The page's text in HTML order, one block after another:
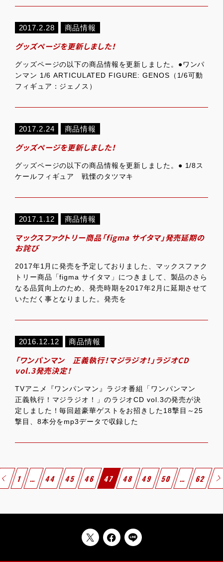
2017.2.28 商品情報
グッズページを更新しました！
グッズページの以下の商品情報を更新しました。●ワンパ
ンマン 1/6 ARTICULATED FIGURE: GENOS（1/6可動
フィギュア：ジェノス）
2017.2.24 商品情報
グッズページを更新しました！
グッズページの以下の商品情報を更新しました。● 1/8ス
ケールフィギュア 戦慄のタツマキ
2017.1.12 商品情報
マックスファクトリー商品「figma サイタマ」発売延期の
お詫び
2017年1月に発売を予定しておりました、マックスファク
トリー商品「figma サイタマ」につきまして、製品のさら
なる品質向上のため、発売時期を2017年2月に延期させて
いただく事となりました。発売を
2016.12.12 商品情報
「ワンパンマン 正義執行！マジラジオ！」ラジオCD
vol.3発売決定！
TVアニメ『ワンパンマン』ラジオ番組「ワンパンマン
正義執行！マジラジオ！」のラジオCD vol.3の発売が決
定しました！毎回超豪華ゲストをお招きした18撃目～25
撃目、8本分をmp3データで収録した
1 … 44 45 46 47 48 49 50 … 62